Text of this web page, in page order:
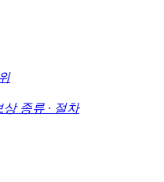
상 종류 · 절차